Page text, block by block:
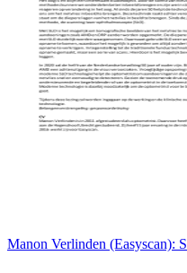
Manon Verlinden (Easyscan):